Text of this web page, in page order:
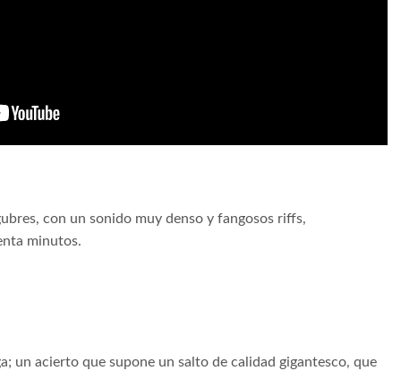
con un sonido muy denso y fangosos riffs,
minutos.
un acierto que supone un salto de calidad gigantesco, que